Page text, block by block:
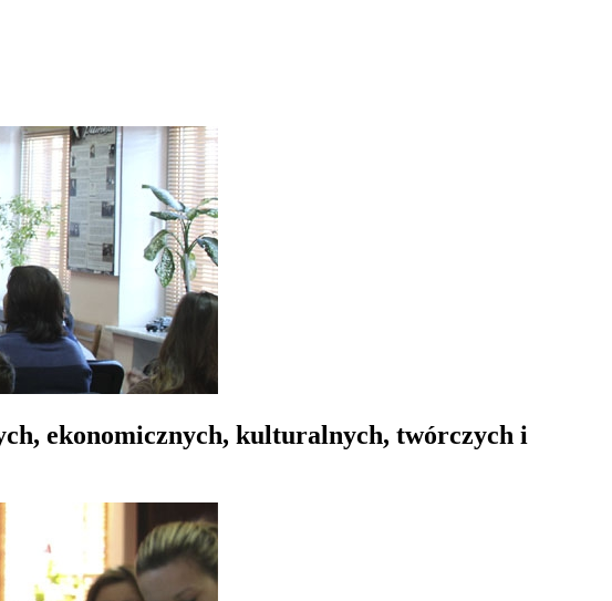
ekonomicznych, kulturalnych, twórczych i